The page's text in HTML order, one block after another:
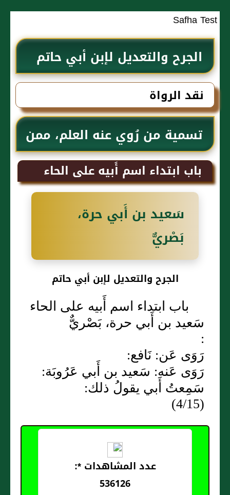
Safha Test
الجرح والتعديل لإبن أبي حاتم
نقد الرواة
تسمية من رُوي عنه العلم، ممن
اسمه سعيد
باب ابتداء اسم أَبيه على الحاء
سَعيد بن أَبي حرة،
بَصْريٌّ
الجرح والتعديل لإبن أبي حاتم
باب ابتداء اسم أَبيه على الحاء
سَعيد بن أَبي حرة، بَصْريٌّ
:
رَوَى عَن: نَافع:
رَوَى عَنه: سَعيد بن أَبي عَرُوبَة:
سَمِعتُ أَبي يقولُ ذلك:
(4/15)
عدد المشاهدات *:
536126